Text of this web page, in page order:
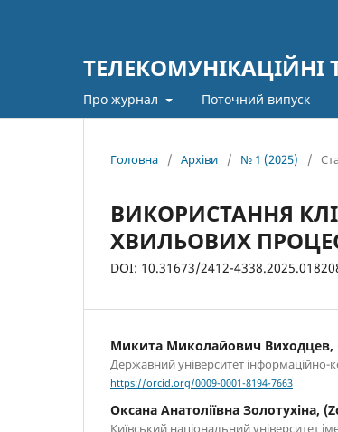
ТЕЛЕКОМУНІКАЦІЙНІ
Про журнал Поточний випуск
Головна / Архіви / № 1 (2025) /
ВИКОРИСТАННЯ
ХВИЛЬОВИХ
DOI: 10.31673/2412-
Микита Миколайович Виходцев,
Державний університет інформаційно-
https://orcid.org/0009-0001-8194-7663
Оксана Анатоліївна Золотухіна,
Київський національний університет